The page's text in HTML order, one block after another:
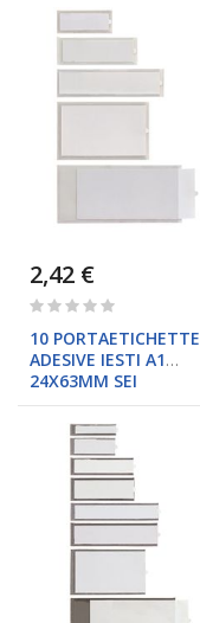
2,42 €
Rating:
10 PORTAETICHETTE
ADESIVE IESTI A1
24X63MM SEI